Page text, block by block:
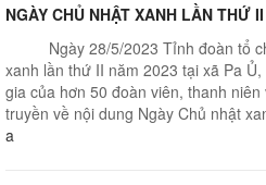
NGÀY CHỦ NHẬT XANH LẦN THỨ
Ngày 28/5/2023 Tỉnh đoàn tổ
xanh lần thứ II năm 2023 tại xã Pa
gia của hơn 50 đoàn viên, thanh
truyền về nội dung Ngày Chủ nhật
a